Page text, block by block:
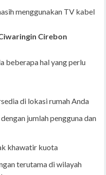
menggunakan TV kabel
Cirebon
beberapa hal yang perlu
di lokasi rumah Anda
jumlah pengguna dan
khawatir kuota
terutama di wilayah